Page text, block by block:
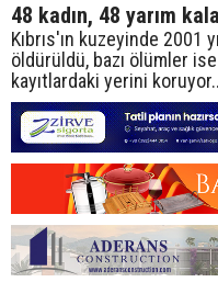
48 kadın, 48 yarım
Kıbrıs'ın kuzeyinde 2001
öldürüldü, bazı ölümler
kayıtlardaki yerini